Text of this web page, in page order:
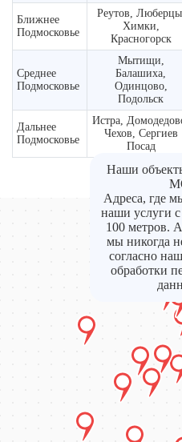
Ближнее
Подмосковье
Реутов,
Химки,
Красногорск
Среднее
Подмосковье
Мытищи,
Балашиха,
Одинцово,
Подольск
Дальнее
Подмосковье
Истра,
Чехов, Сергиев
Посад
Наши
Адреса, где
наши услуги
100 метров.
мы никогда
согласно
обработки